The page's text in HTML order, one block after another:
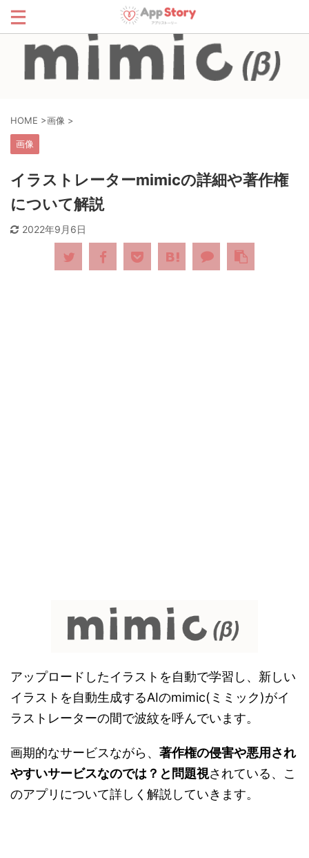
HOME >画像 >
画像
イラストレーターmimicの詳細や著作権
について解説
2022年9月6日
アップロードしたイラストを自動で学習し、新しい
イラストを自動生成するAIのmimic(ミミック)がイ
ラストレーターの間で波紋を呼んでいます。
画期的なサービスながら、 著作権の侵害や悪用され
やすいサービスなのでは？と問題視されている、こ
のアプリについて詳しく解説していきます。